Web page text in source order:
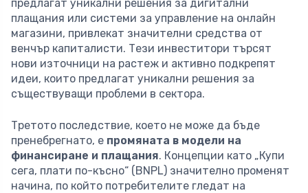
предлагат уникални решения за дигитални
плащания или системи за управление на онлайн
магазини, привлекат значителни средства от
венчър капиталисти. Тези инвеститори търсят
нови източници на растеж и активно подкрепят
идеи, които предлагат уникални решения за
съществуващи проблеми в сектора.
Третото последствие, което не може да бъде
пренебрегнато, е промяната в модели на
финансиране и плащания. Концепции като „Купи
сега, плати по-късно“ (BNPL) значително променят
начина, по който потребителите гледат на